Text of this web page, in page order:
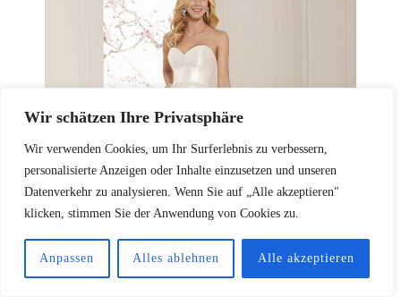
Wir schätzen Ihre Privatsphäre
Wir verwenden Cookies, um Ihr Surferlebnis zu verbessern,
personalisierte Anzeigen oder Inhalte einzusetzen und unseren
Datenverkehr zu analysieren. Wenn Sie auf „Alle akzeptieren"
klicken, stimmen Sie der Anwendung von Cookies zu.
Anpassen Alles ablehnen Alle akzeptieren